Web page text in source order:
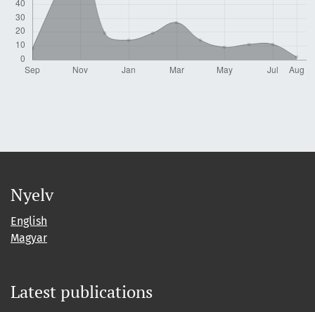
Nyelv
English
Magyar
Latest publications